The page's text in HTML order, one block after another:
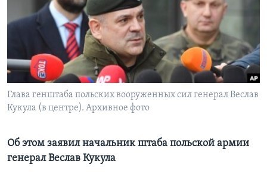
Learning English
СОЦИАЛЬНЫЕ СЕТИ
Языки
Глава генштаба польских вооруженных сил генерал Веслав
Кукула (в центре). Архивное фото
Об этом заявил начальник штаба польской армии
генерал Веслав Кукула